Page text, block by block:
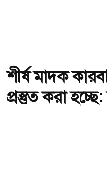
শীর্ষ মাদক
প্রস্তুত করা হচ্ছে: